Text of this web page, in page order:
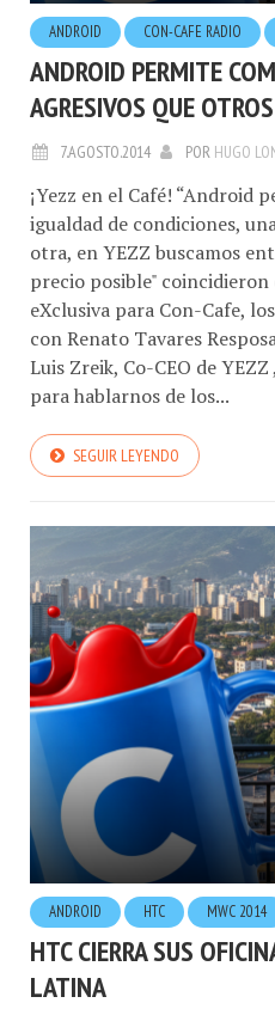
ANDROID CON-CAFE RADIO
ANDROID PERMITE
AGRESIVOS QUE OTROS
7.AGOSTO.2014 POR HUGO
¡Yezz en el Café! “Android
igualdad de condiciones,
otra, en YEZZ buscamos
precio posible"
eXclusiva para Con-Cafe,
con Renato Tavares
Luis Zreik, Co-CEO de YEZZ
para hablarnos de los...
SEGUIR LEYENDO
ANDROID HTC MWC 2014
HTC CIERRA SUS
LATINA